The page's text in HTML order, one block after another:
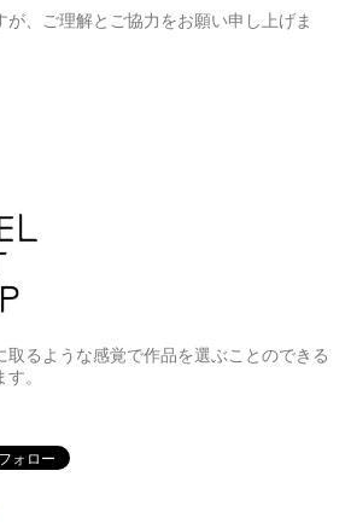
が、ご理解とご協力をお願い申し上げま
取るような感覚で作品を選ぶことのできる
。